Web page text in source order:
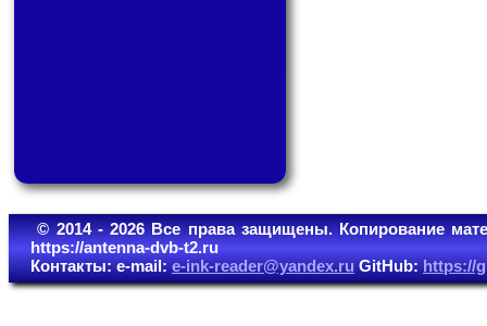
© 2014 - 2026 Все права защищены. Копирование
https://antenna-dvb-t2.ru
Контакты: e-mail:e-ink-reader@yandex.ruGitHub:https://